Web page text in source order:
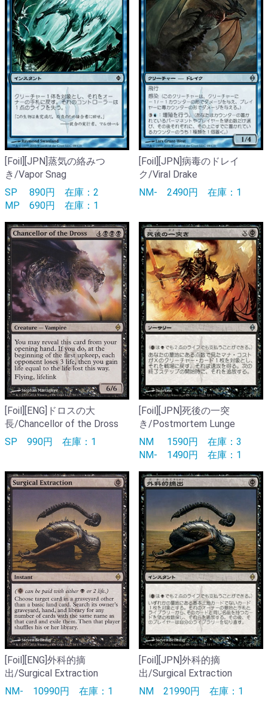
[Foil][JPN]蒸気の絡みつ
き/Vapor Snag
SP
890円 在庫：2
MP 690円 在庫：1
[Foil][JPN]病毒のドレイ
ク/Viral Drake
NM- 2490円 在庫：1
[Foil][ENG]ドロスの大
長/Chancellor of the Dross
SP 990円 在庫：1
[Foil][JPN]死後の一突
き/Postmortem Lunge
NM
1590円 在庫：3
NM- 1490円 在庫：1
[Foil][ENG]外科的摘
出/Surgical Extraction
NM- 10990円 在庫：1
[Foil][JPN]外科的摘
出/Surgical Extraction
NM 21990円 在庫：1